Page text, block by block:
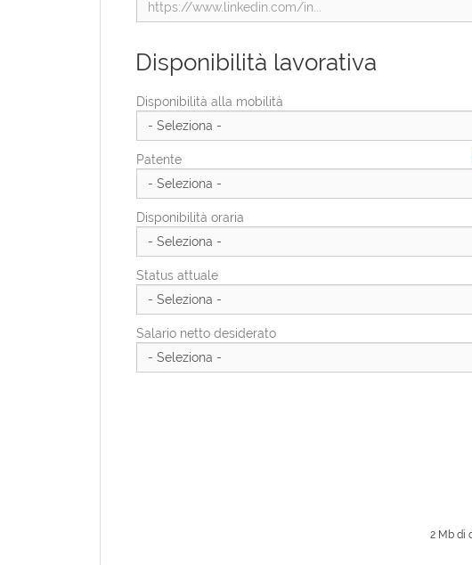
Provincia di residenza
Indirizzo di residenza
CAP di residenza
Disponibilità lavorativa
Disponibilità alla mobilità
Patente
Disponibilità oraria
Status attuale
Salario netto desiderato
2 Mb di